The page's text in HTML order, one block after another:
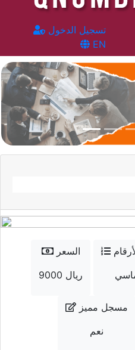
تسجيل الدخول
EN
السعر
9000 ريال
مسجل مميز
نعم